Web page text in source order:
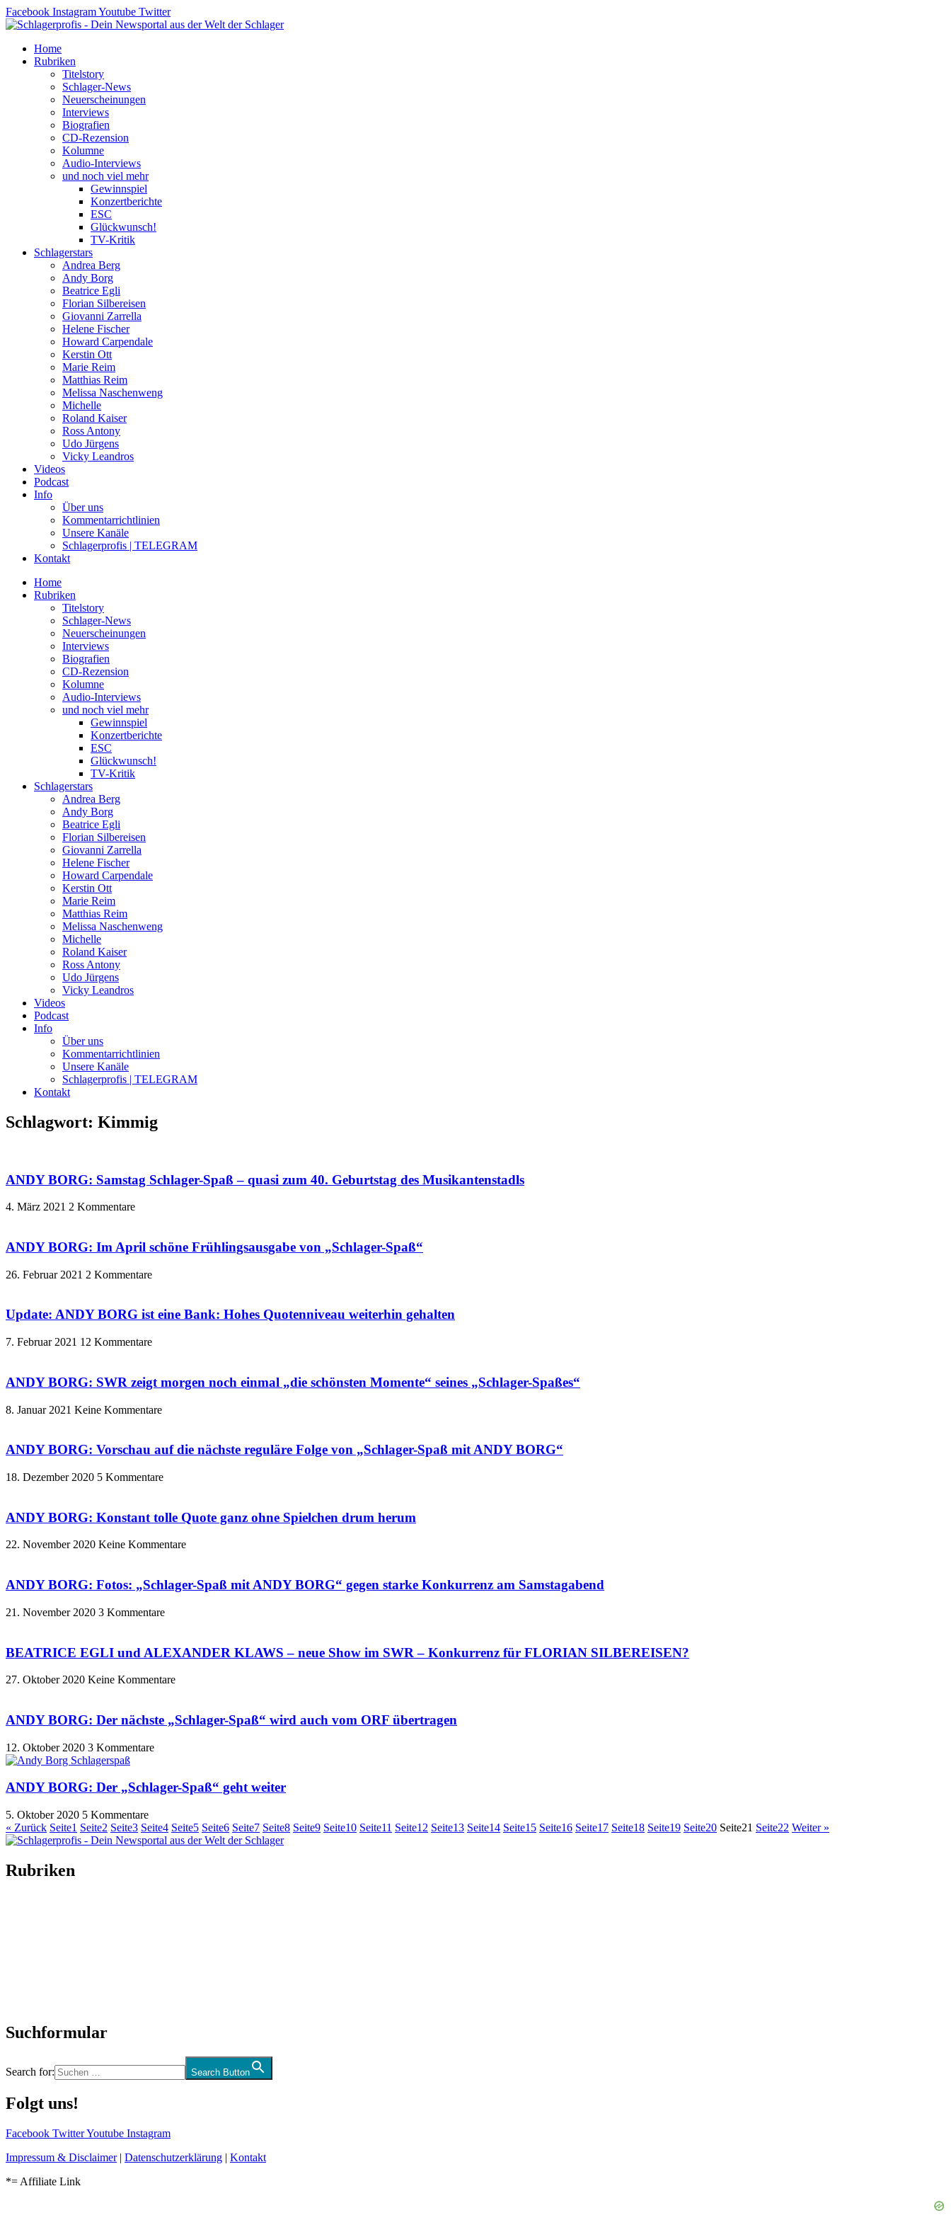
Zum
Inhalt
Facebook InstagramYoutube Twitter
Home
Rubriken
Titelstory
Schlager-News
Neuerscheinungen
Interviews
Biografien
CD-Rezension
Kolumne
Audio-Interviews
und noch viel mehr
Gewinnspiel
Konzertberichte
ESC
Glückwunsch!
TV-Kritik
Schlagerstars
Andrea Berg
Andy Borg
Beatrice Egli
Florian Silbereisen
Giovanni Zarrella
Helene Fischer
Howard Carpendale
Kerstin Ott
Marie Reim
Matthias Reim
Melissa Naschenweng
Michelle
Roland Kaiser
Ross Antony
Udo Jürgens
Vicky Leandros
Videos
Podcast
Info
Über uns
Kommentarrichtlinien
Unsere Kanäle
Schlagerprofis | TELEGRAM
Kontakt
Home
Rubriken
Titelstory
Schlager-News
Neuerscheinungen
Interviews
Biografien
CD-Rezension
Kolumne
Audio-Interviews
und noch viel mehr
Gewinnspiel
Konzertberichte
ESC
Glückwunsch!
TV-Kritik
Schlagerstars
Andrea Berg
Andy Borg
Beatrice Egli
Florian Silbereisen
Giovanni Zarrella
Helene Fischer
Howard Carpendale
Kerstin Ott
Marie Reim
Matthias Reim
Melissa Naschenweng
Michelle
Roland Kaiser
Ross Antony
Udo Jürgens
Vicky Leandros
Videos
Podcast
Info
Über uns
Kommentarrichtlinien
Unsere Kanäle
Schlagerprofis | TELEGRAM
Kontakt
Schlagwort: Kimmig
ANDY BORG: Samstag Schlager-Spaß – quasi zum 40. Geburtstag des Musikantenstadls
4. März 2021 2 Kommentare
ANDY BORG: Im April schöne Frühlingsausgabe von „Schlager-Spaß“
26. Februar 2021 2 Kommentare
Update: ANDY BORG ist eine Bank: Hohes Quotenniveau weiterhin gehalten
7. Februar 2021 12 Kommentare
ANDY BORG: SWR zeigt morgen noch einmal „die schönsten Momente“ seines „Schlager-Spaßes“
8. Januar 2021 Keine Kommentare
ANDY BORG: Vorschau auf die nächste reguläre Folge von „Schlager-Spaß mit ANDY BORG“
18. Dezember 2020 5 Kommentare
ANDY BORG: Konstant tolle Quote ganz ohne Spielchen drum herum
22. November 2020 Keine Kommentare
ANDY BORG: Fotos: „Schlager-Spaß mit ANDY BORG“ gegen starke Konkurrenz am Samstagabend
21. November 2020 3 Kommentare
BEATRICE EGLI und ALEXANDER KLAWS – neue Show im SWR – Konkurrenz für FLORIAN SILBEREISEN?
27. Oktober 2020 Keine Kommentare
ANDY BORG: Der nächste „Schlager-Spaß“ wird auch vom ORF übertragen
12. Oktober 2020 3 Kommentare
ANDY BORG: Der „Schlager-Spaß“ geht weiter
5. Oktober 2020 5 Kommentare
« Zurück Seite1 Seite2 Seite3 Seite4 Seite5 Seite6 Seite7 Seite8 Seite9 Seite10 Seite11 Seite12 Seite13 Seite14 Seite15 Seite16 Seite17 Seite18 Seite19 Seite20 Seite21 Seite22 Weiter »
Rubriken
Suchformular
Search for: Search Button
Folgt uns!
Facebook TwitterYoutube Instagram
Impressum & Disclaimer| Datenschutzerklärung | Kontakt
*= Affiliate Link